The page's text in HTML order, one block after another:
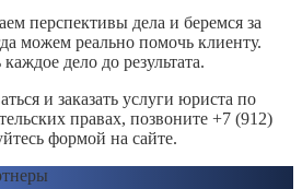
перспективы дела и беремся за
можем реально помочь клиенту.
дело до результата.
и заказать услуги юриста по
правах, позвоните +7 (912)
формой на сайте.